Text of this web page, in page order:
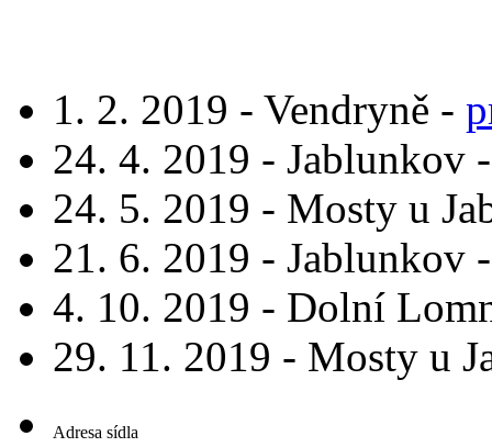
1. 2. 2019 - Vendryně -
24. 4. 2019 - Jablunkov
24. 5. 2019 - Mosty u
21. 6. 2019 - Jablunkov
4. 10. 2019 - Dolní
29. 11. 2019 - Mosty u
Adresa sídla